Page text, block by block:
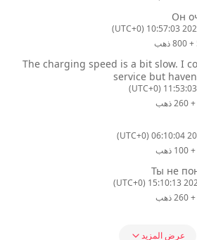
Он
2026-
The charging speed is a bit slow. I
service but
Ты не
2026-
عرض المزيد